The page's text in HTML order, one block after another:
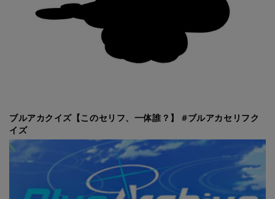
ブルアカクイズ【このセリフ、一体誰？】 #ブルアカセリフク
イズ